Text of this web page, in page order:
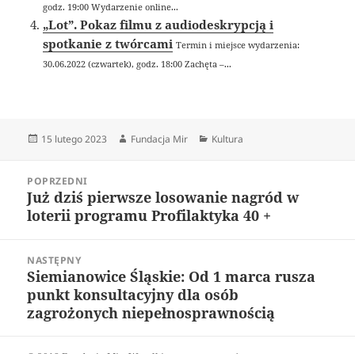
godz. 19:00 Wydarzenie online...
„Lot”. Pokaz filmu z audiodeskrypcją i
spotkanie z twórcami Termin i miejsce wydarzenia:
30.06.2022 (czwartek), godz. 18:00 Zachęta –...
Data
15 lutego 2023 Autor
Fundacja Mir Kategorie
Kultura
wpisuPOPRZEDNI
Poprzedni
wpis:
Już dziś pierwsze losowanie nagród w
loterii programu Profilaktyka 40 +
NASTĘPNY
Następny
wpis:
Siemianowice Śląskie: Od 1 marca rusza
punkt konsultacyjny dla osób
zagrożonych niepełnosprawnością